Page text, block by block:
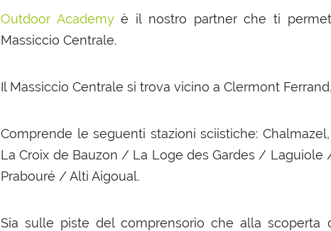
Outdoor Academyè il nostro partner che ti
Massiccio Centrale.
Il Massiccio Centrale si trova vicino a Clermont
Comprende le seguenti stazioni sciistiche:
La Croix de Bauzon / La Loge des Gardes /
Prabouré / Alti Aigoual.
Sia sulle piste del comprensorio che alla scoperta